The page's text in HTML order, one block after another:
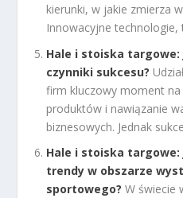
kierunki, w jakie zmierza
Innowacyjne technologie,
Hale i stoiska targowe:
czynniki sukcesu?
firm kluczowy moment
produktów i nawiązanie
biznesowych. Jednak
Hale i stoiska targowe:
trendy w obszarze
sportowego? W świecie